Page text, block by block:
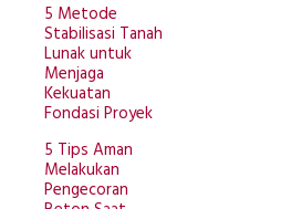
5 Metode
Stabilisasi Tanah
Lunak untuk
Menjaga
Kekuatan
Fondasi Proyek
5 Tips Aman
Melakukan
Pengecoran